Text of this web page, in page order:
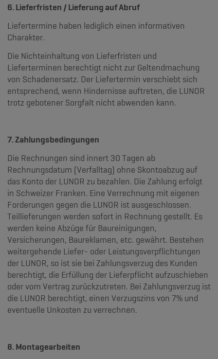
6. Lieferfristen / Lieferung auf Abruf
Liefertermine haben lediglich einen informativen
Charakter.
Die Nichteinhaltung von Lieferfristen und
Lieferterminen berechtigt nicht zur Geltendmachung
von Schadenersatz. Der Liefertermin verschiebt sich
entsprechend, wenn Hindernisse auftreten, die LUNOR
trotz gebotener Sorgfalt nicht abwenden kann.
7. Zahlungsbedingungen
Die Rechnungen sind innert 30 Tagen ab
Rechnungsdatum (Verfalltag) ohne Skontoabzug auf
das Konto der LUNOR zu bezahlen. Die Zahlung erfolgt
in Schweizer Franken. Eine Verrechnung mit eigenen
Forderungen gegen die LUNOR ist ausgeschlossen.
Teillieferungen werden sofort in Rechnung gestellt. Es
werden keine Abzüge für Baureinigungen,
Versicherungen, Baureklamen, etc. gewährt. Bestehen
weitergehende Liefer- oder Leistungsverpflichtungen
der LUNOR, so ist sie bei Zahlungsverzug des Kunden
berechtigt, die Erfüllung der Lieferpflicht aufzuschieben
oder vom Vertrag zurückzutreten. Bei Zahlungsverzug ist
die LUNOR berechtigt, einen Verzugszins von 7% und
eventuelle Unkosten zu verrechnen.
8. Montagearbeiten